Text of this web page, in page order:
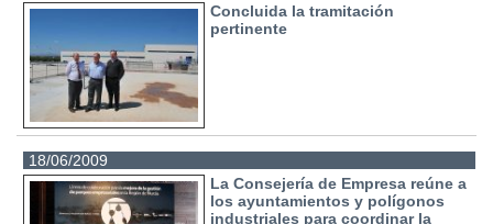
Concluida la tramitación
pertinente
18/06/2009
La Consejería de Empresa reúne a
los ayuntamientos y polígonos
industriales para coordinar la